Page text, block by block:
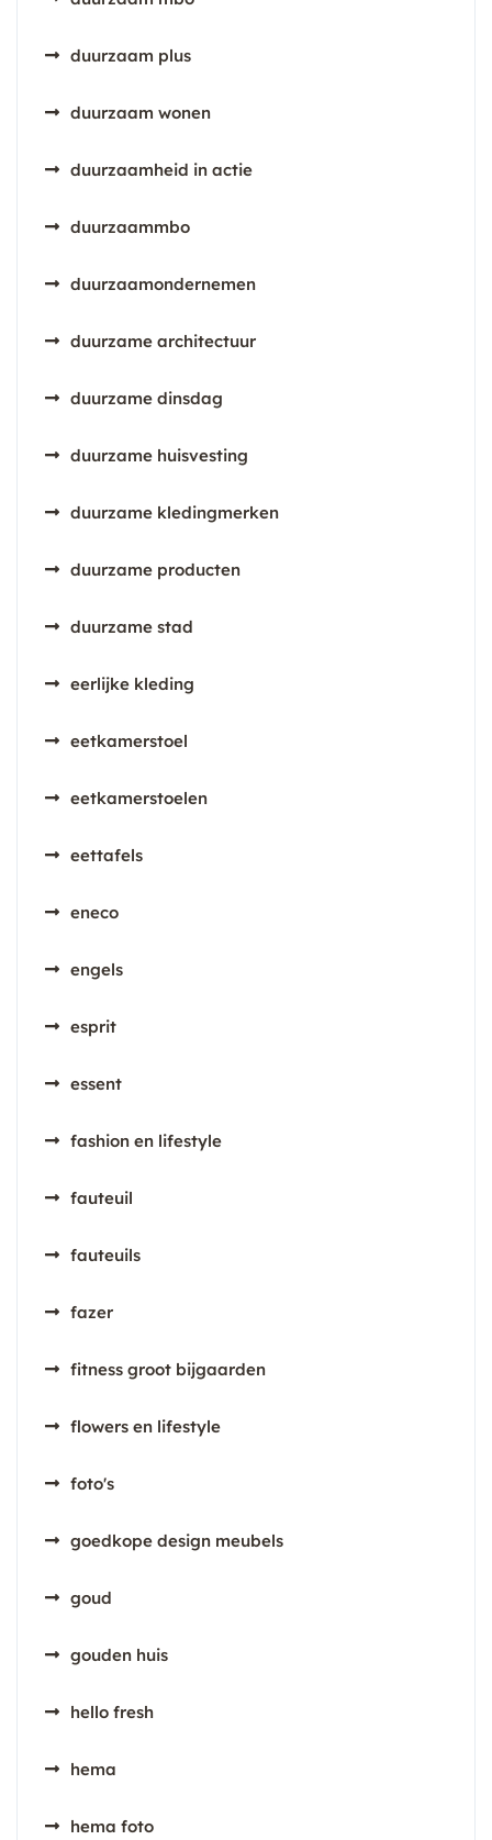
duurzaam plus
duurzaam wonen
duurzaamheid in actie
duurzaammbo
duurzaamondernemen
duurzame architectuur
duurzame dinsdag
duurzame huisvesting
duurzame kledingmerken
duurzame producten
duurzame stad
eerlijke kleding
eetkamerstoel
eetkamerstoelen
eettafels
eneco
engels
esprit
essent
fashion en lifestyle
fauteuil
fauteuils
fazer
fitness groot bijgaarden
flowers en lifestyle
foto's
goedkope design meubels
goud
gouden huis
hello fresh
hema
hema foto